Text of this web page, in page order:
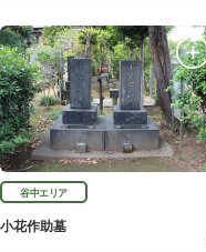
谷中エリア
小花作助墓